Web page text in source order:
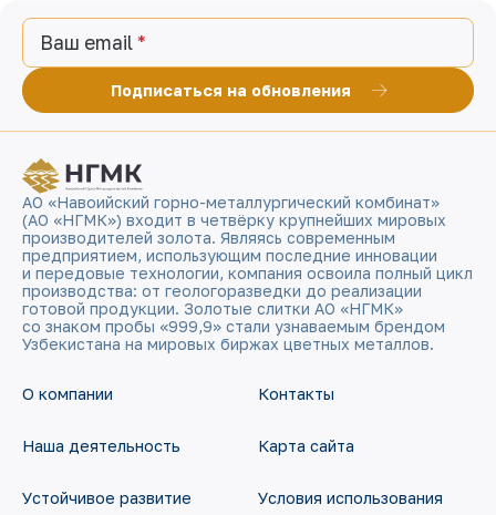
Ваш email
Подписаться на обновления
АО «Навоийский горно-металлургический комбинат»
(АО «НГМК») входит в четвёрку крупнейших мировых
производителей золота. Являясь современным
предприятием, использующим последние инновации
и передовые технологии, компания освоила полный цикл
производства: от геологоразведки до реализации
готовой продукции. Золотые слитки АО «НГМК»
со знаком пробы «999,9» стали узнаваемым брендом
Узбекистана на мировых биржах цветных металлов.
О компании
Наша деятельность
Устойчивое развитие
Контакты
Карта сайта
Условия использования